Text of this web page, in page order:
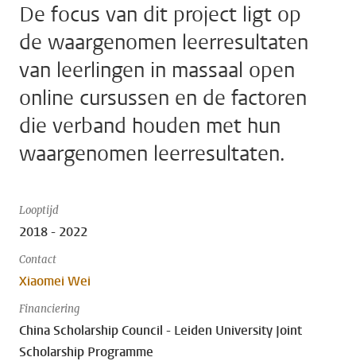
De focus van dit project ligt op
de waargenomen leerresultaten
van leerlingen in massaal open
online cursussen en de factoren
die verband houden met hun
waargenomen leerresultaten.
Looptijd
2018 - 2022
Contact
Xiaomei Wei
Financiering
China Scholarship Council - Leiden University Joint
Scholarship Programme